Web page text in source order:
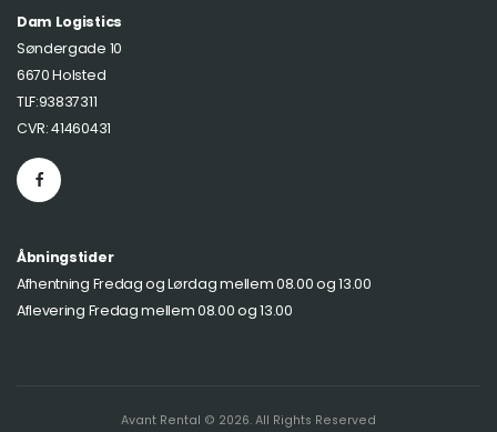
Dam Logistics
Søndergade 10
6670 Holsted
TLF:93837311
CVR: 41460431
Åbningstider
Afhentning Fredag og Lørdag mellem 08.00 og 13.00
Aflevering Fredag mellem 08.00 og 13.00
Avant Rental © 2026. All Rights Reserved